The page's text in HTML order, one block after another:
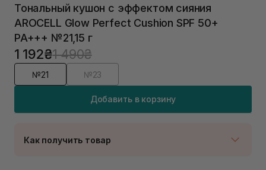
Тональный кушон с эффектом сияния
AROCELL Glow Perfect Cushion SPF 50+
PA+++ №21,15 г
1 192₴1 490₴
№21 №23
Добавить в корзину
Как получить товар